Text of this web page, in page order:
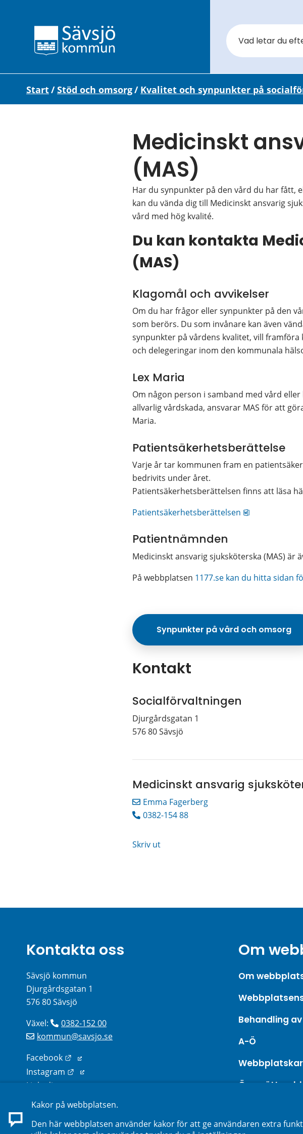
Start/Stöd och omsorg/ Kvalitet och synpunkter på
Medicinskt
(MAS)
Har du synpunkter på den vård du har fått,
kan du vända dig till Medicinskt ansvarig
vård med hög kvalité.
Du kan kontakta
(MAS)
Klagomål och avvikelser
Om du har frågor eller synpunkter på den
som berörs. Du som invånare kan även
synpunkter på vårdens kvalitet, vill
och delegeringar inom den kommunala
Lex Maria
Om någon person i samband med vård
allvarlig vårdskada, ansvarar MAS för att
Maria.
Patientsäkerhetsberättelse
Varje år tar kommunen fram en
bedrivits under året.
Patientsäkerhetsberättelsen finns att läsa
Patientsäkerhetsberättelsen
Patientnämnden
Medicinskt ansvarig sjuksköterska (MAS)
På webbplatsen 1177.se kan du hitta sidan
Synpunkter på vård och omsorg
Kontakt
Socialförvaltningen
Djurgårdsgatan 1
576 80 Sävsjö
Medicinskt ansvarig
Emma Fagerberg
0382-154 88
Skriv ut
Kontakta oss
Sävsjö kommun
Djurgårdsgatan 1
576 80 Sävsjö
Växel:
0382-152 00
kommun@savsjo.se
Facebook
Länk till annan webbplats.
Instagram
Länk till annan webbplats.
Linkedin
Sök kontakter på webbplatsen
Om
Om
Behandling
A-Ö
Översätt
Kakor på webbplatsen.
Den här webbplatsen använder kakor för att ge användaren extra